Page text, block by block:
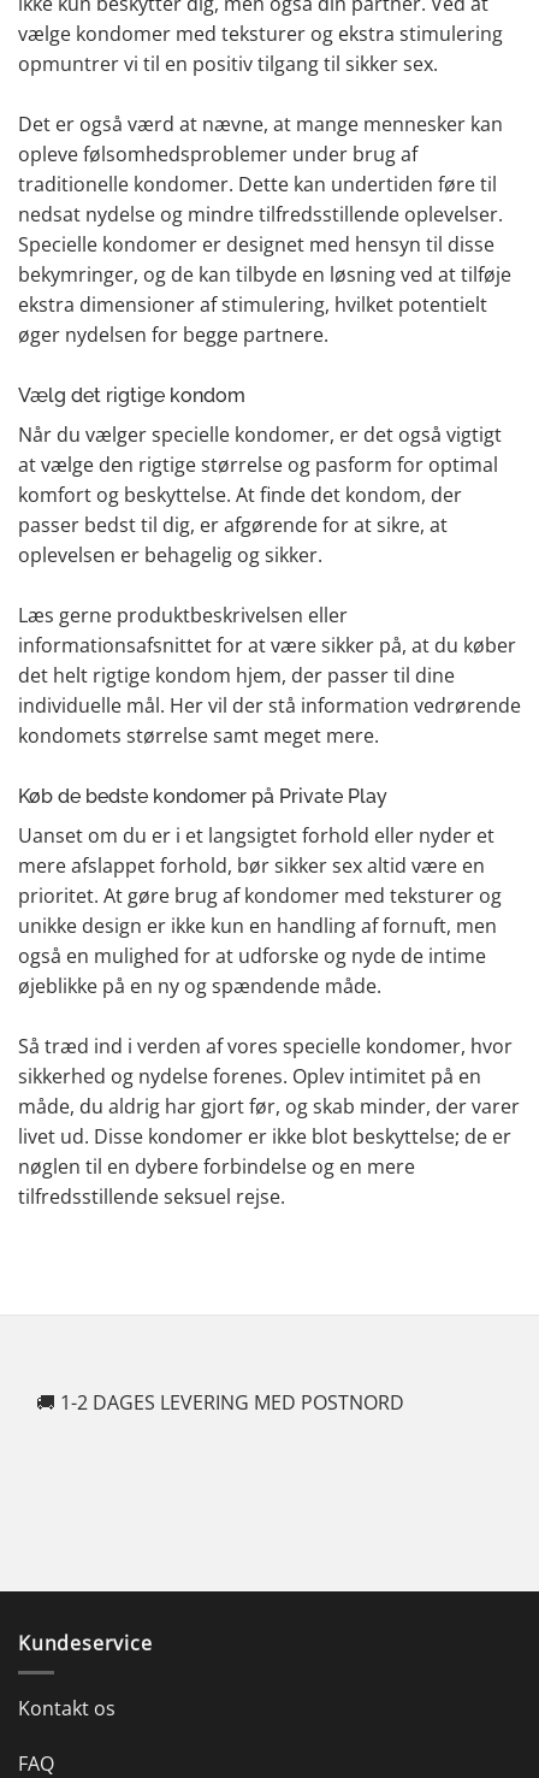
vælge kondomer med teksturer og ekstra stimulering
opmuntrer vi til en positiv tilgang til sikker sex.
Det er også værd at nævne, at mange mennesker kan
opleve følsomhedsproblemer under brug af
traditionelle kondomer. Dette kan undertiden føre til
nedsat nydelse og mindre tilfredsstillende oplevelser.
Specielle kondomer er designet med hensyn til disse
bekymringer, og de kan tilbyde en løsning ved at tilføje
ekstra dimensioner af stimulering, hvilket potentielt
øger nydelsen for begge partnere.
Vælg det rigtige kondom
Når du vælger specielle kondomer, er det også vigtigt
at vælge den rigtige størrelse og pasform for optimal
komfort og beskyttelse. At finde det kondom, der
passer bedst til dig, er afgørende for at sikre, at
oplevelsen er behagelig og sikker.
Læs gerne produktbeskrivelsen eller
informationsafsnittet for at være sikker på, at du køber
det helt rigtige kondom hjem, der passer til dine
individuelle mål. Her vil der stå information vedrørende
kondomets størrelse samt meget mere.
Køb de bedste kondomer på Private Play
Uanset om du er i et langsigtet forhold eller nyder et
mere afslappet forhold, bør sikker sex altid være en
prioritet. At gøre brug af kondomer med teksturer og
unikke design er ikke kun en handling af fornuft, men
også en mulighed for at udforske og nyde de intime
øjeblikke på en ny og spændende måde.
Så træd ind i verden af vores specielle kondomer, hvor
sikkerhed og nydelse forenes. Oplev intimitet på en
måde, du aldrig har gjort før, og skab minder, der varer
livet ud. Disse kondomer er ikke blot beskyttelse; de er
nøglen til en dybere forbindelse og en mere
tilfredsstillende seksuel rejse.
🚚 1-2 DAGES LEVERING MED POSTNORD
Kundeservice
Kontakt os
FAQ